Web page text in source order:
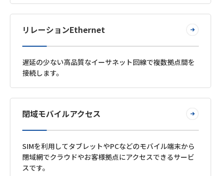
リレーションEthernet
遅延の少ない高品質なイーサネット回線で複数拠点間を
接続します。
閉域モバイルアクセス
SIMを利用してタブレットやPCなどのモバイル端末から
閉域網でクラウドやお客様拠点にアクセスできるサービ
スです。